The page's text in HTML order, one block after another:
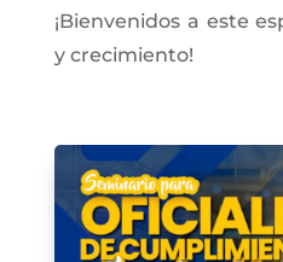
¡Bienvenidos a este
y crecimiento!